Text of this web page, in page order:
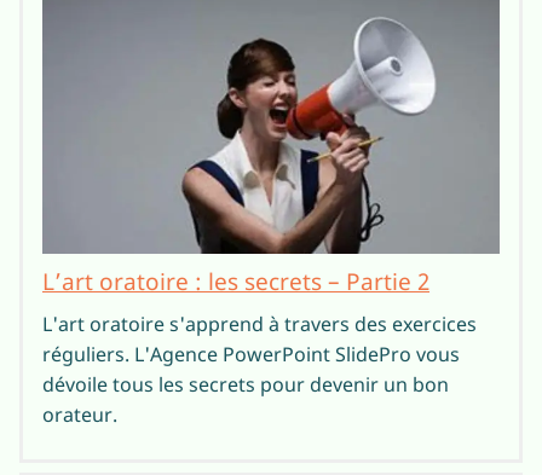
L’art oratoire : les secrets – Partie 2
L'art oratoire s'apprend à travers des exercices
réguliers. L'Agence PowerPoint SlidePro vous
dévoile tous les secrets pour devenir un bon
orateur.